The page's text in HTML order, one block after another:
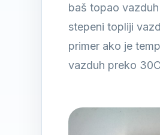
baš topao
stepeni topliji
primer ako je
vazduh preko